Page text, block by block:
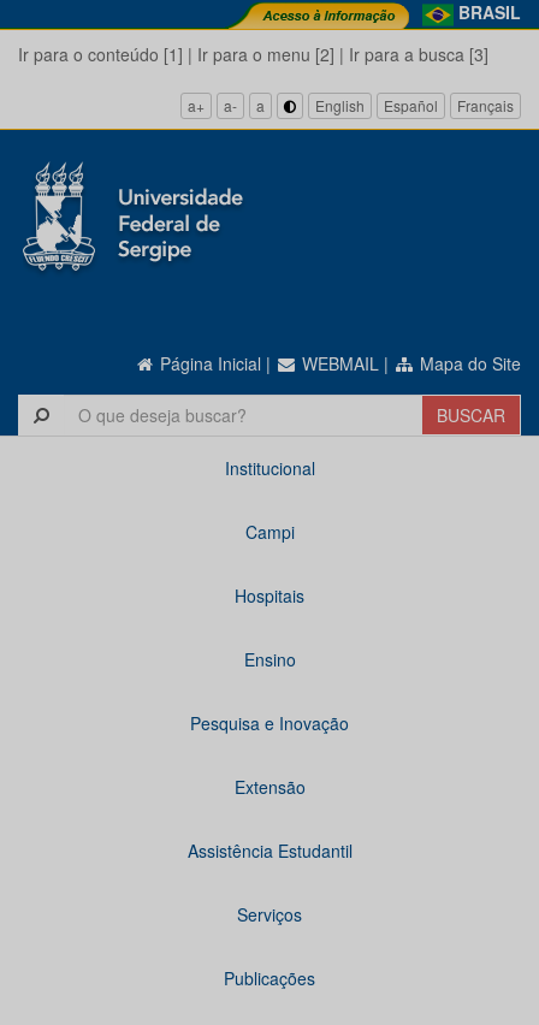
BRASIL
Ir para o conteúdo [1] | Ir para o menu [2] | Ir para a busca [3]
a+ a- a English Español Français
Página Inicial | WEBMAIL | Mapa do Site
Institucional
Campi
Hospitais
Ensino
Pesquisa e Inovação
Extensão
Assistência Estudantil
Serviços
Publicações